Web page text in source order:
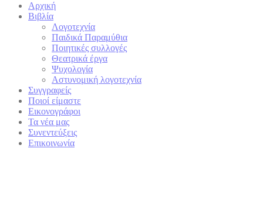
Αρχική
Βιβλία
Λογοτεχνία
Παιδικά Παραμύθια
Ποιητικές συλλογές
Θεατρικά έργα
Ψυχολογία
Αστυνομική λογοτεχνία
Συγγραφείς
Ποιοί είμαστε
Εικονογράφοι
Τα νέα μας
Συνεντεύξεις
Επικοινωνία